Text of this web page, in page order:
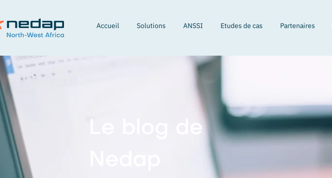
Accueil Solutions ANSSI Etudes de cas Partenaires
Le blog de